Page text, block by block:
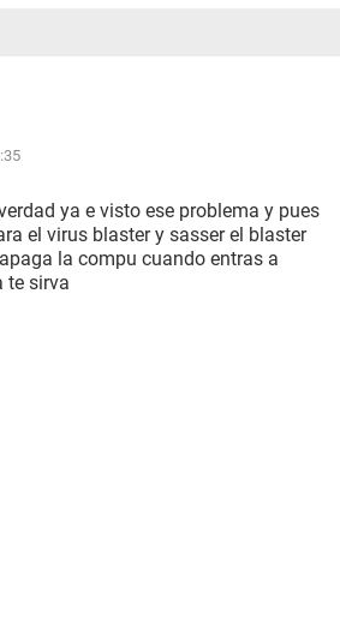
ya e visto ese problema y pues
el virus blaster y sasser el blaster
la compu cuando entras a
te sirva